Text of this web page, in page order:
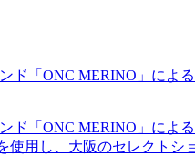
ド「ONC MERINO」によ
ド「ONC MERINO」によ
使用し、大阪のセレクト